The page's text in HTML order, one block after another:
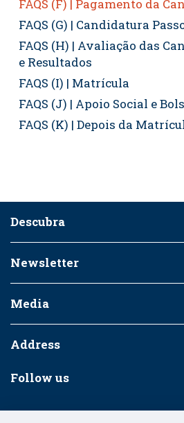
FAQS (F) | Pagamento da
FAQS (G) | Candidatura
FAQS (H) | Avaliação das
e Resultados
FAQS (I) | Matrícula
FAQS (J) | Apoio Social e
FAQS (K) | Depois da
Descubra
Newsletter
Media
Address
Follow us